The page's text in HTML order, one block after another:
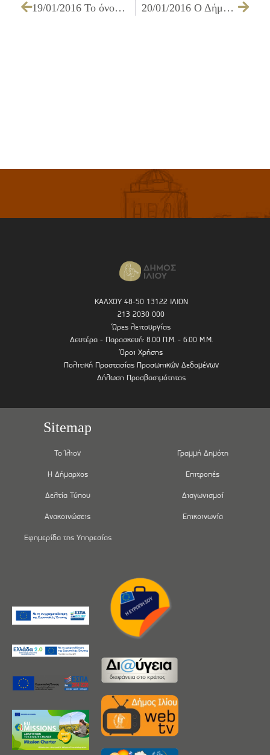
19/01/2016 Το όνομα «Άννα Συνοδινού» πήρε το επιβλητικό θέατρο στο κτίριο της Βιοφιάλ με απόφαση του Δημοτικού Συμβουλίου Ιλίου 20/01/2016 Ο Δήμος Ιλίου σε ετοιμότητα λόγω χαμηλών θερμοκρασιών (20/01-21/01)
ΚΑΛΧΟΥ 48-50 13122 ΙΛΙΟΝ
213 2030 000
Ώρες λειτουργίας
Δευτέρα - Παρασκευή: 8.00 Π.Μ. - 6.00 Μ.Μ.
Όροι Χρήσης
Πολιτική Προστασίας Προσωπικών Δεδομένων
Δήλωση Προσβασιμότητας
Sitemap
Το Ίλιον
Η Δήμαρχος
Δελτία Τύπου
Ανακοινώσεις
Εφημερίδα της Υπηρεσίας
Γραμμή Δημότη
Επιτροπές
Διαγωνισμοί
Επικοινωνία